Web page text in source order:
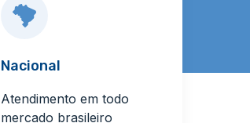
Nacional
Atendimento em todo
mercado brasileiro